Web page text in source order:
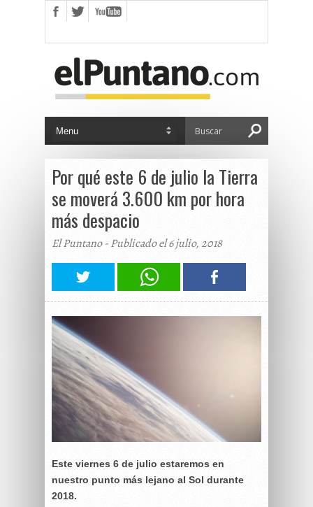
Por qué este 6 de julio la Tierra
se moverá 3.600 km por hora
más despacio
El Puntano - Publicado el 6 julio, 2018
Este viernes 6 de julio estaremos en
nuestro punto más lejano al Sol durante
2018.